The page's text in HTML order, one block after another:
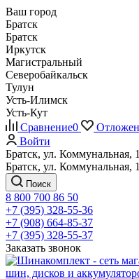
Ваш город
Братск
Братск
Иркутск
Магистральный
Северобайкальск
Тулун
Усть-Илимск
Усть-Кут
Сравнение0
Войти
Братск, ул. Коммунальная,
Братск, ул. Коммунальная,
Поиск
8 800 700 86 50
+7 (395) 328-55-36
+7 (908) 664-85-37
+7 (395) 328-55-37
Заказать звонок